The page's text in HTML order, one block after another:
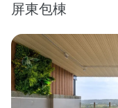
屏東包棟